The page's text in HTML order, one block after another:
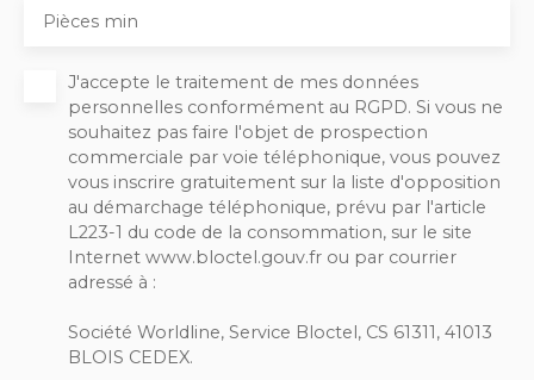
Pièces min
J'accepte le traitement de mes données
personnelles conformément au RGPD. Si vous ne
souhaitez pas faire l'objet de prospection
commerciale par voie téléphonique, vous pouvez
vous inscrire gratuitement sur la liste d'opposition
au démarchage téléphonique, prévu par l'article
L223-1 du code de la consommation, sur le site
Internet www.bloctel.gouv.fr ou par courrier
adressé à :
Société Worldline, Service Bloctel, CS 61311, 41013
BLOIS CEDEX.